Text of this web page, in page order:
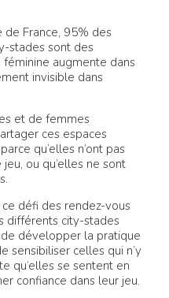
de France, 95% des
stades sont des
augmente dans
invisible dans
et de femmes
ces espaces
qu’elles n’ont pas
ou qu’elles ne sont
défi des rendez-vous
différents city-stades
développer la pratique
sensibiliser celles qui n’y
qu’elles se sentent en
confiance dans leur jeu.